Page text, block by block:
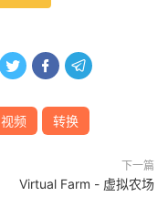
  
视频 转换
下一篇
Virtual Farm - 虚拟农场